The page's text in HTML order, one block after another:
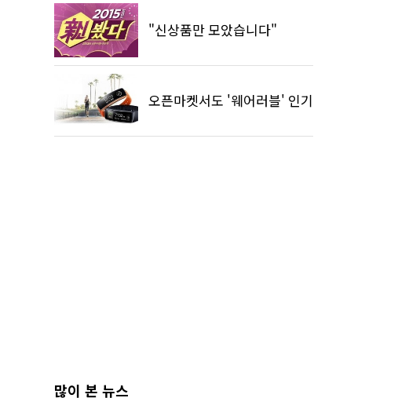
"신상품만 모았습니다"
오픈마켓서도 '웨어러블' 인기
많이 본 뉴스